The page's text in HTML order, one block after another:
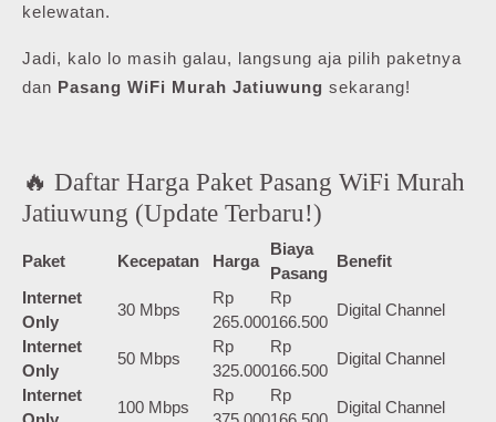
kelewatan.
Jadi, kalo lo masih galau, langsung aja pilih paketnya
dan Pasang WiFi Murah Jatiuwung sekarang!
🔥 Daftar Harga Paket Pasang WiFi Murah
Jatiuwung (Update Terbaru!)
Paket Kecepatan Harga
Biaya
Pasang
Benefit
Internet
Only
30 Mbps
Rp
265.000
Rp
166.500
Digital Channel
Internet
Only
50 Mbps
Rp
325.000
Rp
166.500
Digital Channel
Internet
100 Mbps
Rp
Rp
Digital Channel